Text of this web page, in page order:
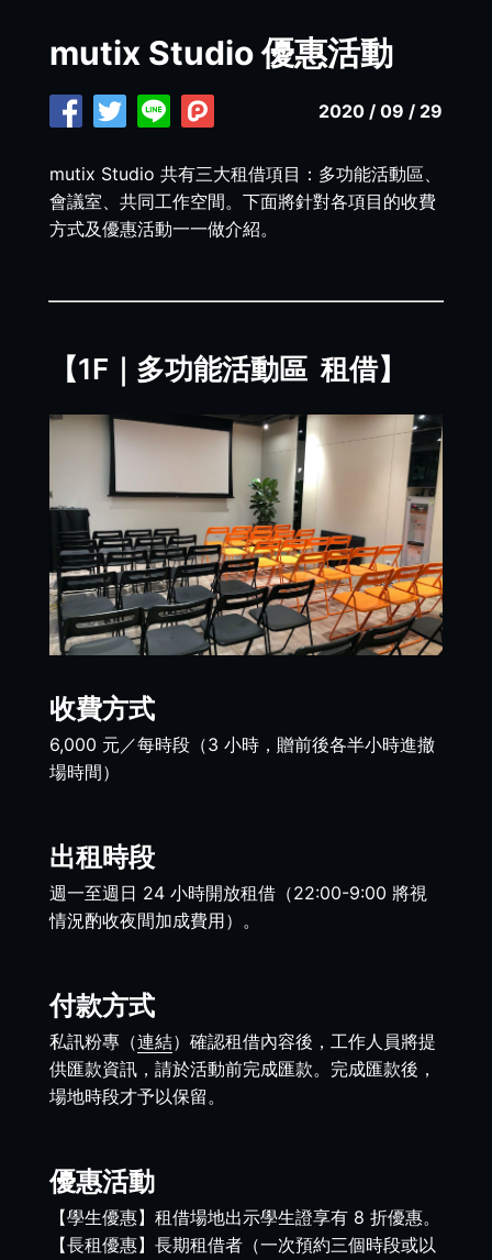
mutix Studio 優惠活動
2020 / 09 / 29
mutix Studio 共有三大租借項目：多功能活動區、
會議室、共同工作空間。下面將針對各項目的收費
方式及優惠活動一一做介紹。
【1F｜多功能活動區 租借】
收費方式
6,000 元／每時段（3 小時，贈前後各半小時進撤
場時間）
出租時段
週一至週日 24 小時開放租借（22:00-9:00 將視
情況酌收夜間加成費用）。
付款方式
私訊粉專（連結）確認租借內容後，工作人員將提
供匯款資訊，請於活動前完成匯款。 完成匯款後，
場地時段才予以保留。
優惠活動
【學生優惠】租借場地出示學生證享有 8 折優惠。
【長租優惠】長期租借者（一次預約三個時段或以